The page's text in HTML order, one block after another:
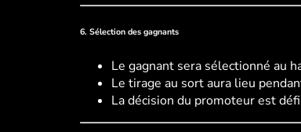
6. Sélection des gagnants
Le gagnant sera sélectionné au
Le tirage au sort aura lieu
La décision du promoteur est